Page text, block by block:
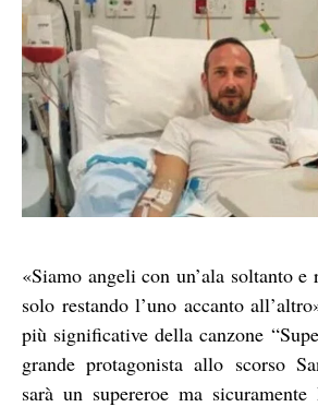
«Siamo angeli con un’ala soltanto
solo restando l’uno accanto
più significative della canzone
grande protagonista allo scorso
sarà un supereroe ma